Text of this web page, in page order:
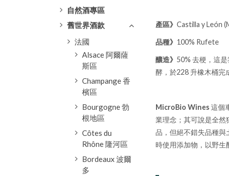
自然酒專區
舊世界酒款
法國
Alsace 阿爾薩
斯區
Champange 香
檳區
Bourgogne 勃
根地區
Côtes du
Rhône 隆河區
Bordeaux 波爾
多
產區》 Castilla y León
品種》 100% Rufete
釀造》 50% 去梗，這
酵，於228 升橡木桶完
MicroBio Wines這個
業理念；其可說是全然
品，但絕不錯失品種
時使用添加物，以野生